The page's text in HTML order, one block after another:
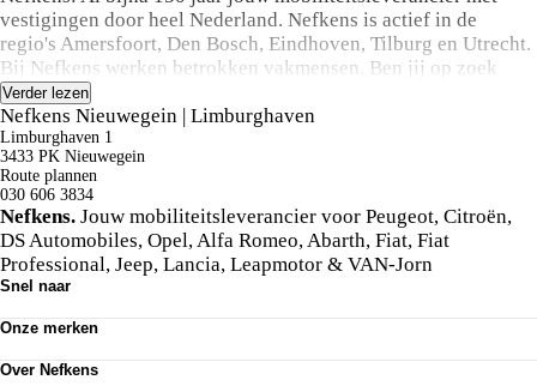
vestigingen door heel Nederland. Nefkens is actief in de
regio's Amersfoort, Den Bosch, Eindhoven, Tilburg en Utrecht.
Bij Nefkens werken betrokken vakmensen. Ben jij op zoek
naar een nieuwe Peugeot, Citroën, DS Automobiles, Opel, Alfa
Romeo, Abarth, Fiat, Jeep, Lancia, Leapmotor of een gebruikte
auto? Wij staan voor je klaar om je snel en vakkundig op weg
te helpen.
Van harte welkom!
Verder lezen
Nefkens Nieuwegein | Limburghaven
Limburghaven 1
3433 PK Nieuwegein
Route plannen
030 606 3834
Nefkens. Jouw mobiliteitsleverancier voor Peugeot, Citroën,
DS Automobiles, Opel, Alfa Romeo, Abarth, Fiat, Fiat
Professional, Jeep, Lancia, Leapmotor & VAN-Jorn
Snel naar
Werkplaatsafspraak maken
Acties
Onze merken
Citroën
Over Nefkens